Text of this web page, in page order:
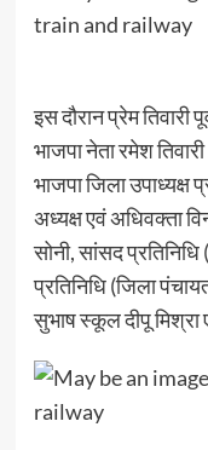
इस दौरान प्रेम तिवारी
भाजपा नेता रमेश
भाजपा जिला उपाध्यक्ष
अध्यक्ष एवं अधिवक्ता
सोनी, सांसद
प्रतिनिधि (जिला
सुभाष स्कूल दीपू मिश्रा